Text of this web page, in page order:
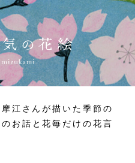
江さんが描いた季節の
お話と花毎だけの花言